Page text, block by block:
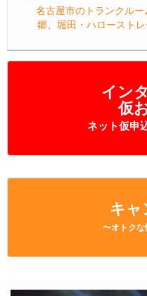
イン
仮
ネット仮申
キャ
〜オトク
名古屋市のトランクル
郷、堀田・ハロースト